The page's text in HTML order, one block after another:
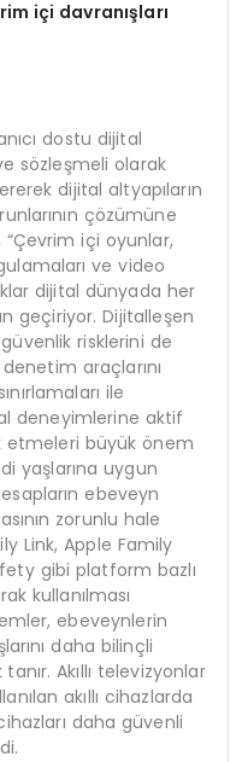
içi davranışları
dostu dijital
sözleşmeli olarak
dijital altyapıların
çözümüne
“Çevrim içi oyunlar,
ve video
dijital dünyada her
geçiriyor. Dijitalleşen
risklerini de
araçlarını
ile
deneyimlerine aktif
etmeleri büyük önem
yaşlarına uygun
ebeveyn
zorunlu hale
Link, Apple Family
gibi platform bazlı
kullanılması
ebeveynlerin
daha bilinçli
Akıllı televizyonlar
akıllı cihazlarda
daha güvenli